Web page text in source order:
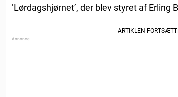
’Lørdagshjørnet’, der blev styret af Erling